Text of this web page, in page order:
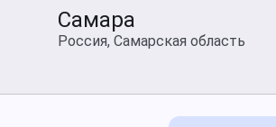
Самара
Россия, Самарская область